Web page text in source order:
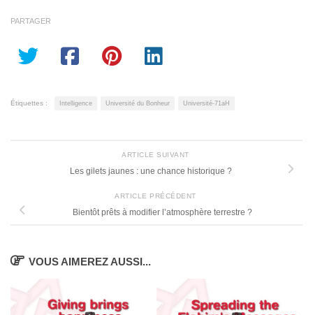
PARTAGER
Étiquettes : Intelligence Université du Bonheur Université-71aH
ARTICLE SUIVANT
Les gilets jaunes : une chance historique ?
ARTICLE PRÉCÉDENT
Bientôt prêts à modifier l’atmosphère terrestre ?
VOUS AIMEREZ AUSSI...